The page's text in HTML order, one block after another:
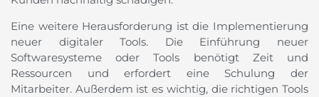
Eine weitere Herausforderung ist die Implementierung
neuer digitaler Tools. Die Einführung neuer
Softwaresysteme oder Tools benötigt Zeit und
Ressourcen und erfordert eine Schulung der
Mitarbeiter. Außerdem ist es wichtig, die richtigen Tools